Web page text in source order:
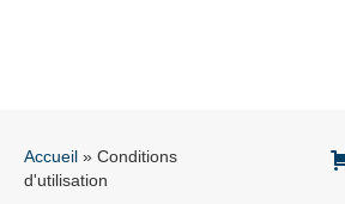
Accueil » Conditions
d'utilisation